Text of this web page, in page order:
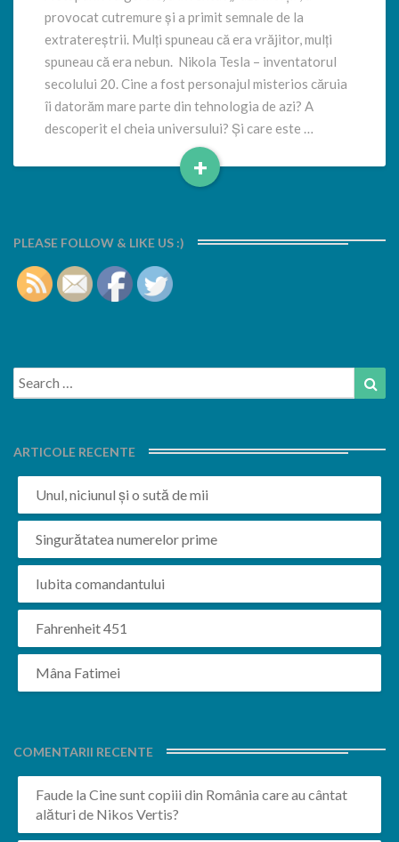
luminii
provocat cutremure și a primit semnale de la
extratereștrii. Mulți spuneau că era vrăjitor, mulți
spuneau că era nebun. Nikola Tesla – inventatorul
secolului 20. Cine a fost personajul misterios căruia
îi datorăm mare parte din tehnologia de azi? A
descoperit el cheia universului? Și care este …
+
Read
PLEASE FOLLOW & LIKE US :)
Search
for:
ARTICOLE RECENTE
Unul, niciunul și o sută de mii
Singurătatea numerelor prime
Iubita comandantului
Fahrenheit 451
Mâna Fatimei
COMENTARII RECENTE
Faude la Cine sunt copiii din România care au cântat
alături de Nikos Vertis?